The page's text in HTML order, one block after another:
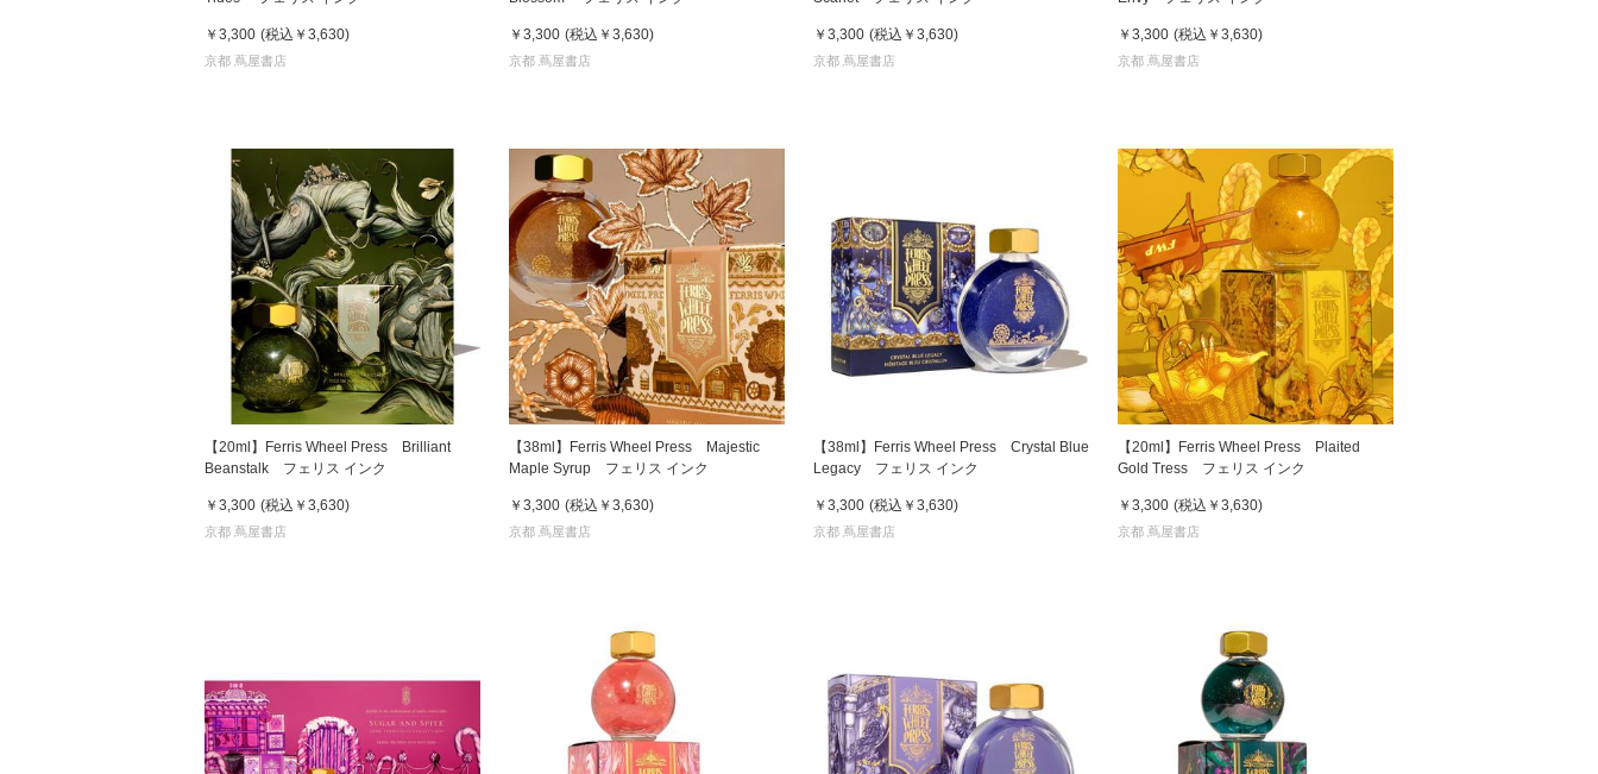
￥3,300 (税込 ￥3,630)
京都 蔦屋書店
￥3,300 (税込 ￥3,630)
京都 蔦屋書店
￥3,300 (税込 ￥3,630)
京都 蔦屋書店
￥3,300 (税込 ￥3,630)
京都 蔦屋書店
【20ml】Ferris Wheel Press Brilliant
Beanstalk フェリス インク
￥3,300 (税込 ￥3,630)
京都 蔦屋書店
【38ml】Ferris Wheel Press Majestic
Maple Syrup フェリス インク
￥3,300 (税込 ￥3,630)
京都 蔦屋書店
【38ml】Ferris Wheel Press Crystal Blue
Legacy フェリス インク
￥3,300 (税込 ￥3,630)
京都 蔦屋書店
【20ml】Ferris Wheel Press Plaited
Gold Tress フェリス インク
￥3,300 (税込 ￥3,630)
京都 蔦屋書店